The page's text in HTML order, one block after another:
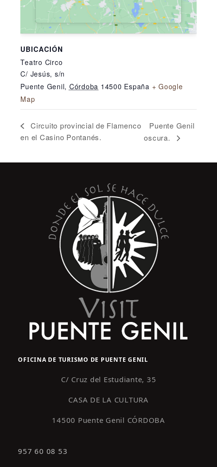
UBICACIÓN
Teatro Circo
C/ Jesús, s/n
Puente Genil, Córdoba 14500 España + Google
Map
Circuito provincial de Flamenco
en el Casino Pontanés.
Puente Genil
oscura.
OFICINA DE TURISMO DE PUENTE GENIL
C/ Cruz del Estudiante, 35
CASA DE LA CULTURA
14500 Puente Genil CÓRDOBA
957 60 08 53